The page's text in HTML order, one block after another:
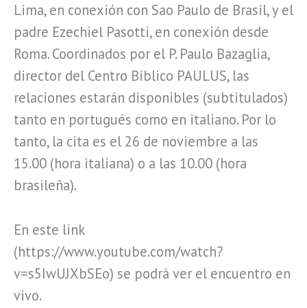
Lima, en conexión con Sao Paulo de Brasil, y el
padre Ezechiel Pasotti, en conexión desde
Roma. Coordinados por el P. Paulo Bazaglia,
director del Centro Bíblico PAULUS, las
relaciones estarán disponibles (subtitulados)
tanto en portugués como en italiano. Por lo
tanto, la cita es el 26 de noviembre a las
15.00 (hora italiana) o a las 10.00 (hora
brasileña).
En este link
(https://www.youtube.com/watch?
v=s5IwUJXbSEo) se podrá ver el encuentro en
vivo.